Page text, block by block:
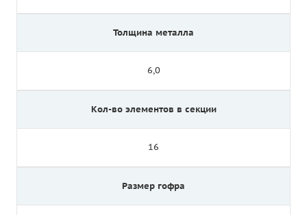
Толщина металла
6,0
Кол-во элементов в секции
16
Размер гофра